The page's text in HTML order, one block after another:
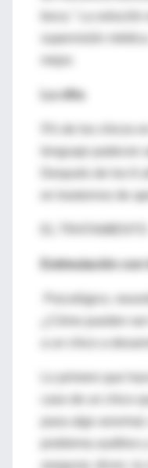
supervisión
La cifra
5% de los chicos
lenguaje padecen
en trastornos de
Estimulación
Psicológico,
a un chico a
Lo primero que
pasa algo
asegurar, dicen,